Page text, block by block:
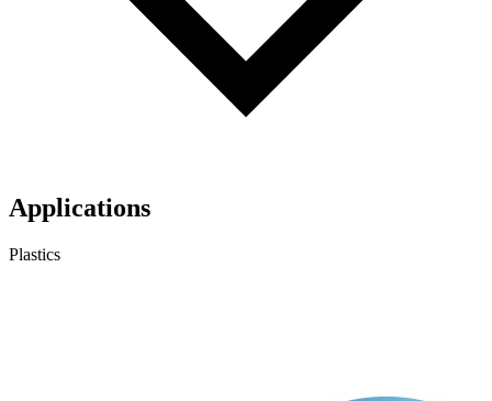
Applications
Plastics